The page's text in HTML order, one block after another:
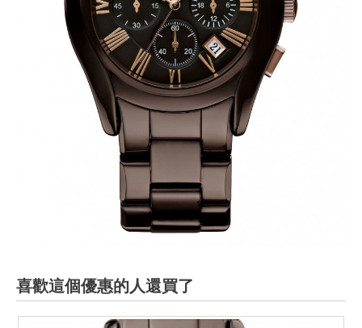
喜歡這個優惠的人還買了